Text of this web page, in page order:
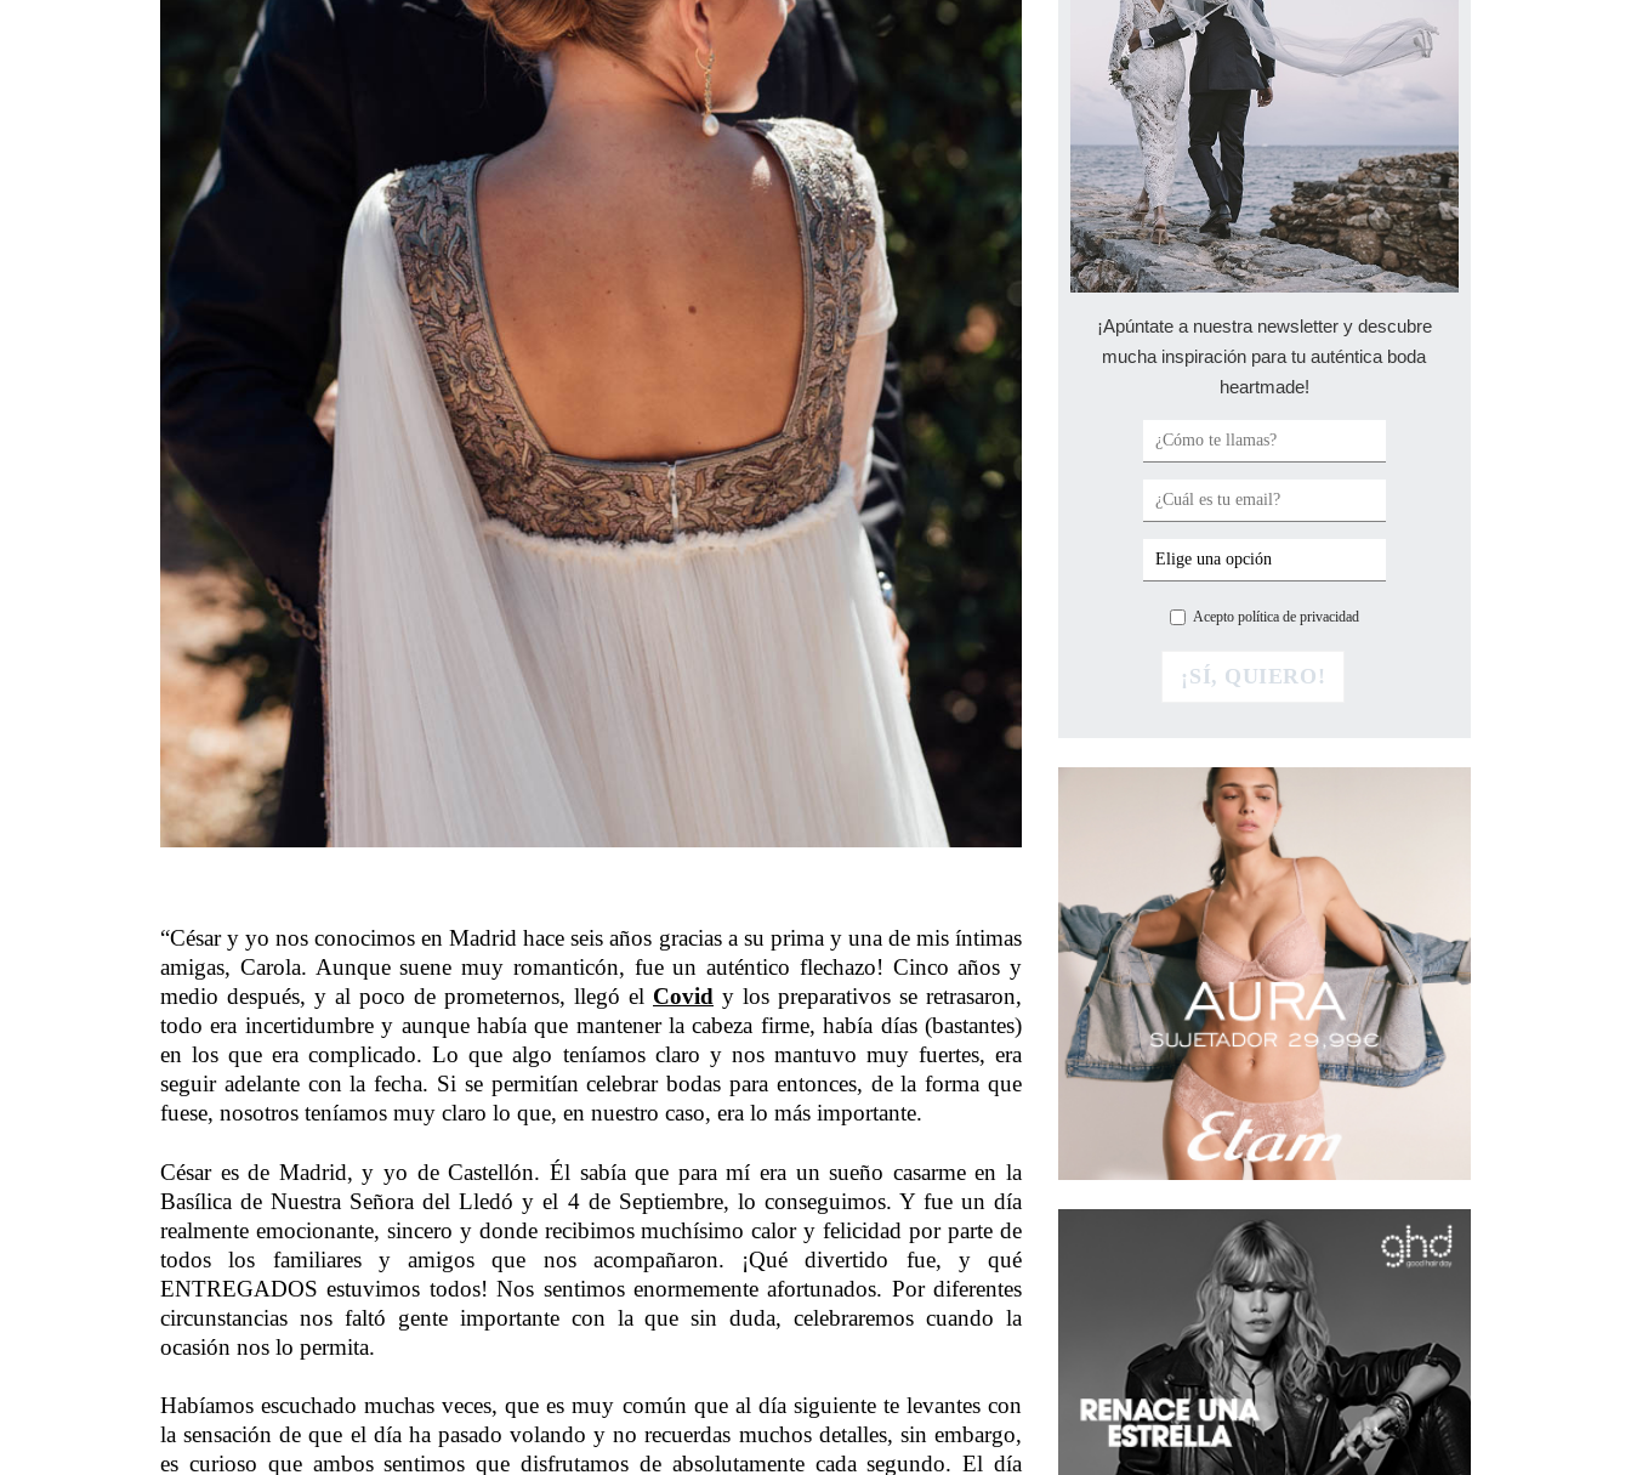
“César y yo nos conocimos en Madrid hace seis años gracias a su prima y una de mis íntimas
amigas, Carola. Aunque suene muy romanticón, fue un auténtico flechazo! Cinco años y
medio después, y al poco de prometernos, llegó el Covid y los preparativos se retrasaron,
todo era incertidumbre y aunque había que mantener la cabeza firme, había días (bastantes)
en los que era complicado. Lo que algo teníamos claro y nos mantuvo muy fuertes, era
seguir adelante con la fecha. Si se permitían celebrar bodas para entonces, de la forma que
fuese, nosotros teníamos muy claro lo que, en nuestro caso, era lo más importante.
César es de Madrid, y yo de Castellón. Él sabía que para mí era un sueño casarme en la
Basílica de Nuestra Señora del Lledó y el 4 de Septiembre, lo conseguimos. Y fue un día
realmente emocionante, sincero y donde recibimos muchísimo calor y felicidad por parte de
todos los familiares y amigos que nos acompañaron. ¡Qué divertido fue, y qué
ENTREGADOS estuvimos todos! Nos sentimos enormemente afortunados. Por diferentes
circunstancias nos faltó gente importante con la que sin duda, celebraremos cuando la
ocasión nos lo permita.
Habíamos escuchado muchas veces, que es muy común que al día siguiente te levantes con
la sensación de que el día ha pasado volando y no recuerdas muchos detalles, sin embargo,
es curioso que ambos sentimos que disfrutamos de absolutamente cada segundo. El día
¡Apúntate a nuestra newsletter y descubre
mucha inspiración para tu auténtica boda
heartmade!
Acepto política de privacidad